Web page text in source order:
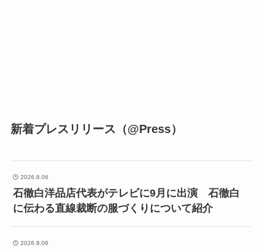
新着プレスリリース（@Press）
2026.8.06
石徹白洋品店代表がテレビに9月に出演 石徹白
に伝わる直線裁断の服づくりについて紹介
2026.8.06